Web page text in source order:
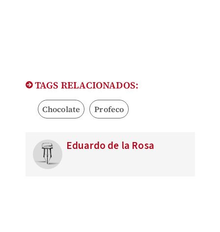
TAGS RELACIONADOS:
Chocolate Profeco
Eduardo de la Rosa